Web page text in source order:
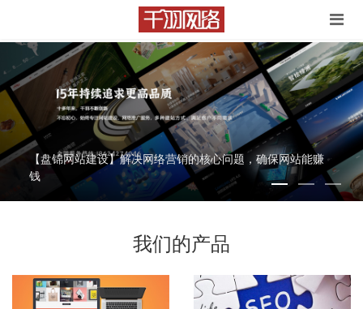
【盘锦网站制作】三合一响应式网站，一体化设计，一站式
解决
我们的产品